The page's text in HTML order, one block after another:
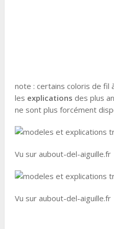
note : certains coloris de fil
les explications des plus
ne sont plus forcément
Vu sur aubout-del-aiguille.fr
Vu sur aubout-del-aiguille.fr